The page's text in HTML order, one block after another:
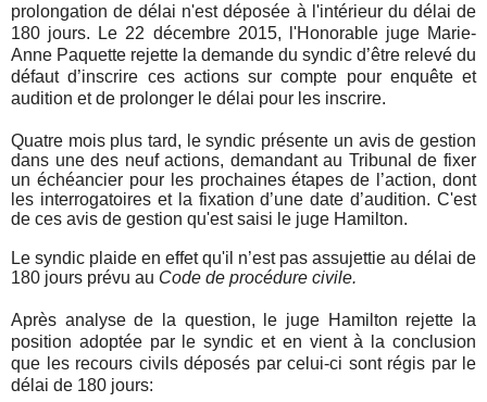
prolongation de délai n'est déposée à l'intérieur du délai de
180 jours. Le 22 décembre 2015, l'Honorable juge Marie-
Anne Paquette rejette la demande du syndic d’être relevé du
défaut d’inscrire ces actions sur compte pour enquête et
audition et de prolonger le délai pour les inscrire.
Quatre mois plus tard, le syndic présente un avis de gestion
dans une des neuf actions, demandant au Tribunal de fixer
un échéancier pour les prochaines étapes de l’action, dont
les interrogatoires et la fixation d’une date d’audition. C'est
de ces avis de gestion qu'est saisi le juge Hamilton.
Le syndic plaide en effet qu'il n’est pas assujettie au délai de
180 jours prévu au Code de procédure civile.
Après analyse de la question, le juge Hamilton rejette la
position adoptée par le syndic et en vient à la conclusion
que les recours civils déposés par celui-ci sont régis par le
délai de 180 jours: